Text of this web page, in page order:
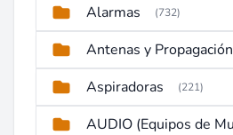
Alarmas (732)
Antenas y Propagación
Aspiradoras (221)